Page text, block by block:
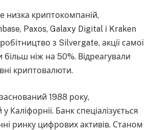
низка криптокомпаній,
Paxos, Galaxy Digital і Kraken
з Silvergate, акції самої
ніж на 50%. Відреагували
криптовалюти.
1988 року,
Каліфорнії. Банк спеціалізується
ринку цифрових активів. Станом